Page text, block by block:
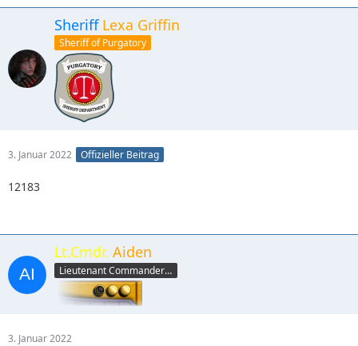
Sheriff Lexa Griffin
Sheriff of Purgatory
3. Januar 2022 Offizieller Beitrag
12183
Lt.Cmdr. Aiden
Lieutenant Commander (yellow)
3. Januar 2022